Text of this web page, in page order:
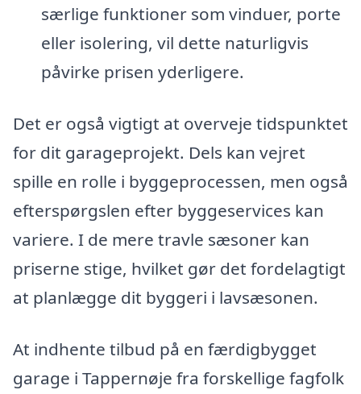
særlige funktioner som vinduer, porte
eller isolering, vil dette naturligvis
påvirke prisen yderligere.
Det er også vigtigt at overveje tidspunktet
for dit garageprojekt. Dels kan vejret
spille en rolle i byggeprocessen, men også
efterspørgslen efter byggeservices kan
variere. I de mere travle sæsoner kan
priserne stige, hvilket gør det fordelagtigt
at planlægge dit byggeri i lavsæsonen.
At indhente tilbud på en færdigbygget
garage i Tappernøje fra forskellige fagfolk